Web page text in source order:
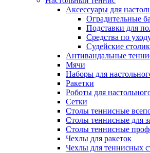
Аксессуары для
Оградительные
Подставки для
Средства по
Судейские
Антивандальные
Мячи
Наборы для
Ракетки
Роботы для
Сетки
Столы теннисные
Столы теннисные для
Столы теннисные
Чехлы для ракеток
Чехлы для теннисных